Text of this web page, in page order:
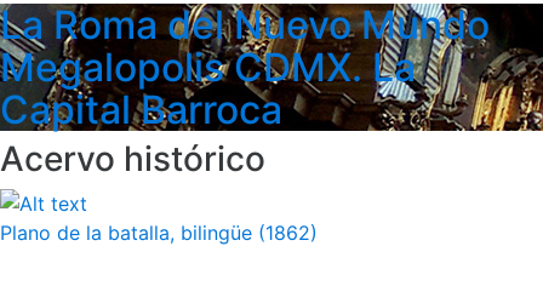
La Roma del Nuevo Mundo
Megalopolis CDMX. La
Capital Barroca
Acervo histórico
Plano de la batalla, bilingüe (1862)